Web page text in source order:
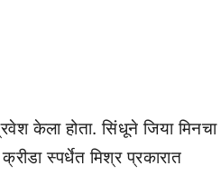
केला होता. सिंधूने जिया मिनचा
स्पर्धेत मिश्र प्रकारात